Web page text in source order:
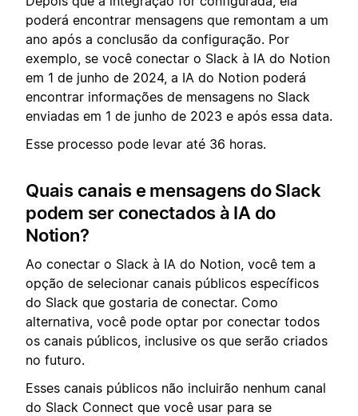
poderá encontrar mensagens que remontam a um
ano após a conclusão da configuração. Por
exemplo, se você conectar o Slack à IA do Notion
em 1 de junho de 2024, a IA do Notion poderá
encontrar informações de mensagens no Slack
enviadas em 1 de junho de 2023 e após essa data.
Esse processo pode levar até 36 horas.
Quais canais e mensagens do Slack
podem ser conectados à IA do
Notion?
Ao conectar o Slack à IA do Notion, você tem a
opção de selecionar canais públicos específicos
do Slack que gostaria de conectar. Como
alternativa, você pode optar por conectar todos
os canais públicos, inclusive os que serão criados
no futuro.
Esses canais públicos não incluirão nenhum canal
do Slack Connect que você usar para se